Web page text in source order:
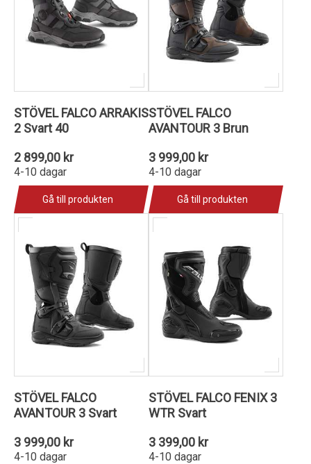
STÖVEL FALCO ARRAKIS
2 Svart 40
2 899,00 kr
4-10 dagar
Gå till produkten
STÖVEL FALCO
AVANTOUR 3 Brun
3 999,00 kr
4-10 dagar
Gå till produkten
STÖVEL FALCO
AVANTOUR 3 Svart
3 999,00 kr
4-10 dagar
STÖVEL FALCO FENIX 3
WTR Svart
3 399,00 kr
4-10 dagar